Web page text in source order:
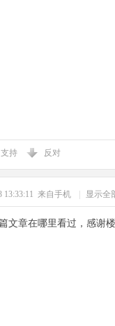
支持 反对
13:33:11 来自手机 显示全
文章在哪里看过，感谢